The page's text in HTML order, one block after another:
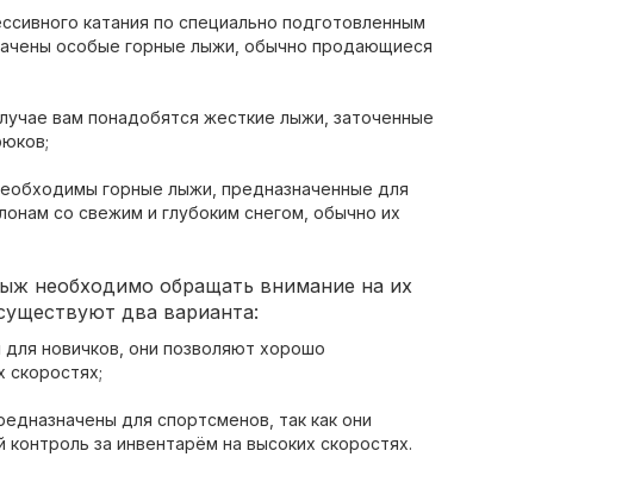
катания по специально подготовленным
особые горные лыжи, обычно продающиеся
вам понадобятся жесткие лыжи, заточенные
горные лыжи, предназначенные для
со свежим и глубоким снегом, обычно их
необходимо обращать внимание на их
два варианта:
для новичков, они позволяют хорошо
скоростях;
для спортсменов, так как они
за инвентарём на высоких скоростях.